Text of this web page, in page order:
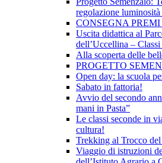
regolazione
CONSEGNA
Uscita didattica al
dell’Uccellina –
Alla scoperta delle
PROGETTO
Open day: la scuola
Sabato in fattoria!
Avvio del secondo
mani in Pasta”
Le classi seconde in
cultura!
Trekking al Trocco
Viaggio di istruzioni